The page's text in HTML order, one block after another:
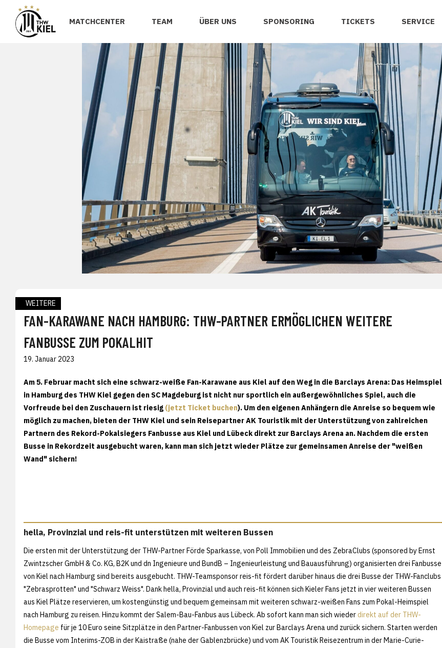
MATCHCENTER TEAM ÜBER UNS SPONSORING TICKETS SERVICE
WEITERE
FAN-KARAWANE NACH HAMBURG: THW-PARTNER ERMÖGLICHEN WEITERE
FANBUSSE ZUM POKALHIT
19. Januar 2023
Am 5. Februar macht sich eine schwarz-weiße Fan-Karawane aus Kiel auf den Weg in die Barclays Arena: Das Heimspiel
in Hamburg des THW Kiel gegen den SC Magdeburg ist nicht nur sportlich ein außergewöhnliches Spiel, auch die
Vorfreude bei den Zuschauern ist riesig (jetzt Ticket buchen). Um den eigenen Anhängern die Anreise so bequem wie
möglich zu machen, bieten der THW Kiel und sein Reisepartner AK Touristik mit der Unterstützung von zahlreichen
Partnern des Rekord-Pokalsiegers Fanbusse aus Kiel und Lübeck direkt zur Barclays Arena an. Nachdem die ersten
Busse in Rekordzeit ausgebucht waren, kann man sich jetzt wieder Plätze zur gemeinsamen Anreise der "weißen
Wand" sichern!
hella, Provinzial und reis-fit unterstützen mit weiteren Bussen
Die ersten mit der Unterstützung der THW-Partner Förde Sparkasse, von Poll Immobilien und des ZebraClubs (sponsored by Ernst
Zwintzscher GmbH & Co. KG, B2K und dn Ingenieure und BundB – Ingenieurleistung und Bauausführung) organisierten drei Fanbusse
von Kiel nach Hamburg sind bereits ausgebucht. THW-Teamsponsor reis-fit fördert darüber hinaus die drei Busse der THW-Fanclubs
"Zebrasprotten" und "Schwarz Weiss". Dank hella, Provinzial und auch reis-fit können sich Kieler Fans jetzt in vier weiteren Bussen
aus Kiel Plätze reservieren, um kostengünstig und bequem gemeinsam mit weiteren schwarz-weißen Fans zum Pokal-Heimspiel
nach Hamburg zu reisen. Hinzu kommt der Salem-Bau-Fanbus aus Lübeck. Ab sofort kann man sich wiederdirekt auf der THW-
Homepage für je 10 Euro seine Sitzplätze in den Partner-Fanbussen von Kiel zur Barclays Arena und zurück sichern. Starten werden
die Busse vom Interims-ZOB in der Kaistraße (nahe der Gablenzbrücke) und vom AK Touristik Reisezentrum in der Marie-Curie-